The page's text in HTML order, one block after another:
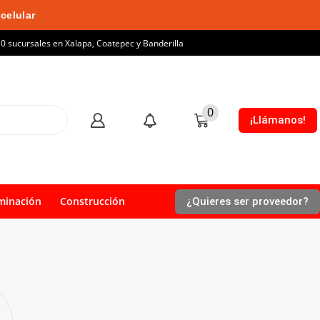
sucursales en Xalapa, Coatepec y Banderilla
0 ¡Llámanos!
Construcción ¿Quieres ser proveedor?